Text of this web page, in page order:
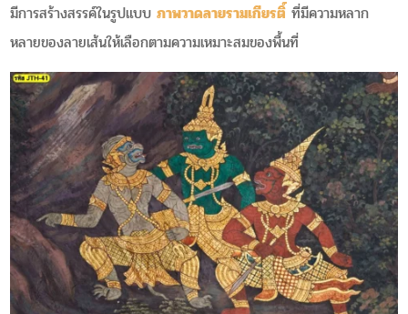
มีการสร้างสรรค์ในรูปแบบภาพวาดลายรามเกียรติ์ ที่มีความหลาก
หลายของลายเส้นให้เลือกตามความเหมาะสมของพื้นที่